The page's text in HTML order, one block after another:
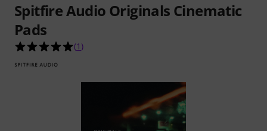
Spitfire Audio Originals Cinematic
Pads
5.0 étoiles sur 5 d'après 1 évaluations clients
(1 )